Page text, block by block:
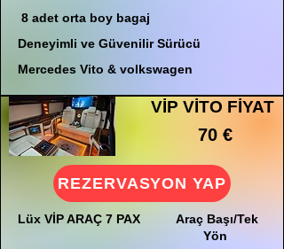
8 adet orta boy bagaj
Deneyimli ve Güvenilir Sürücü
Mercedes Vito & volkswagen
VİP VİTO FİYAT
70 €
REZERVASYON YAP
Lüx VİP ARAÇ 7 PAX
Araç Başı/Tek
Yön